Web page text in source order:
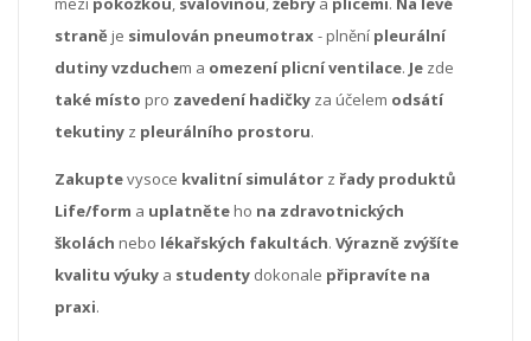
straně je simulován pneumotrax- plnění pleurální
dutiny vzduchem a omezení plicníventilace. Je zde
také místo pro zavedení hadičky za účelem odsátí
tekutiny z pleurálního prostoru.
Zakuptevysoce kvalitní simulátor z řady produktů
Life/form a uplatněte ho na zdravotnických
školách nebo lékařských fakultách. Výrazně zvýšíte
kvalitu výuky a studenty dokonale připravíte na
praxi.